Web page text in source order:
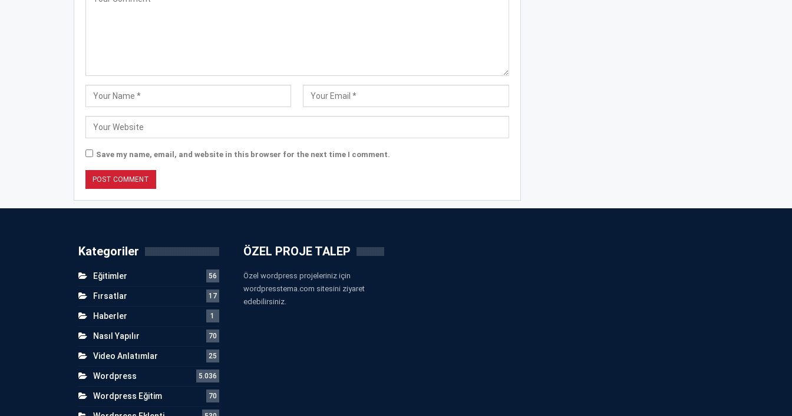
Save my name, email, and website in this browser for the next time I comment.
Kategoriler
Eğitimler 56
Fırsatlar 17
Haberler 1
Nasıl Yapılır 70
Video Anlatımlar 25
Wordpress 5.036
Wordpress Eğitim 70
ÖZEL PROJE TALEP
Özel wordpress projeleriniz için
wordpresstema.com sitesini ziyaret
edebilirsiniz.